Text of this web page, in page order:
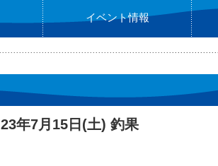
イベント情報
23年7月15日(土) 釣果